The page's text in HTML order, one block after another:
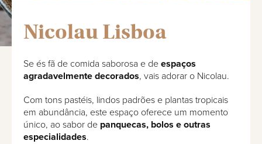
Nicolau Lisboa
Se és fã de comida saborosa e de espaços
agradavelmente decorados, vais adorar o Nicolau.
Com tons pastéis, lindos padrões e plantas tropicais
em abundância, este espaço oferece um momento
único, ao sabor de panquecas, bolos e outras
especialidades.